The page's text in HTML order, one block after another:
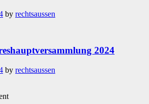
by rechtsaussen
2024
by rechtsaussen